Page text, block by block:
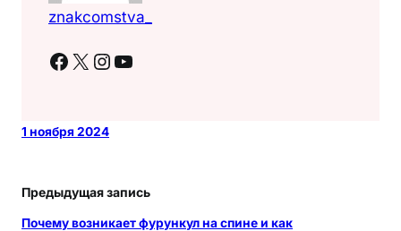
znakcomstva_
Facebook X Instagram YouTube
1 ноября 2024
Предыдущая запись
Почему возникает фурункул на спине и как